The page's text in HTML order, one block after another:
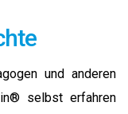
und anderen
selbst erfahren